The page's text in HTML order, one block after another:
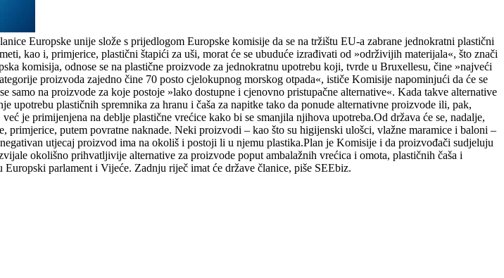
Europske unije slože s prijedlogom Europske komisije da se na tržištu EU-a zabrane jednokratni plastični
kao i, primjerice, plastični štapići za uši, morat će se ubuduće izrađivati od »održivijih materijala«, što znači
komisija, odnose se na plastične proizvode za jednokratnu upotrebu koji, tvrde u Bruxellesu, čine »najveći
proizvoda zajedno čine 70 posto cjelokupnog morskog otpada«, ističe Komisije napominjući da će se
na proizvode za koje postoje »lako dostupne i cjenovno pristupačne alternative«. Kada takve alternative
upotrebu plastičnih spremnika za hranu i čaša za napitke tako da ponude alternativne proizvode ili, pak,
je primijenjena na deblje plastične vrećice kako bi se smanjila njihova upotreba.Od država će se, nadalje,
putem povratne naknade. Neki proizvodi – kao što su higijenski ulošci, vlažne maramice i baloni –
utjecaj proizvod ima na okoliš i postoji li u njemu plastika.Plan je Komisije i da proizvođači sudjeluju
okolišno prihvatljivije alternative za proizvode poput ambalažnih vrećica i omota, plastičnih čaša i
parlament i Vijeće. Zadnju riječ imat će države članice, piše SEEbiz.